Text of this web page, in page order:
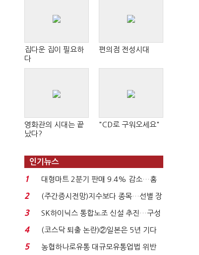
집다운 집이 필요하
다
편의점 전성시대
영화관의 시대는 끝
났다?
"CD로 구워오세요"
인기뉴스
1
대형마트 2분기 판매 9.4% 감소…홈
플러스 사태 여파...
2
(주간증시전망)지수보다 종목…선별 장
세 이어진다...
3
SK하이닉스 통합노조 신설 추진…구성
원 간 성과급 불...
4
(코스닥 퇴출 논란)②일본은 5년 기다
려주는데 우리는 ...
5
농협하나로유통 대규모유통업법 위반